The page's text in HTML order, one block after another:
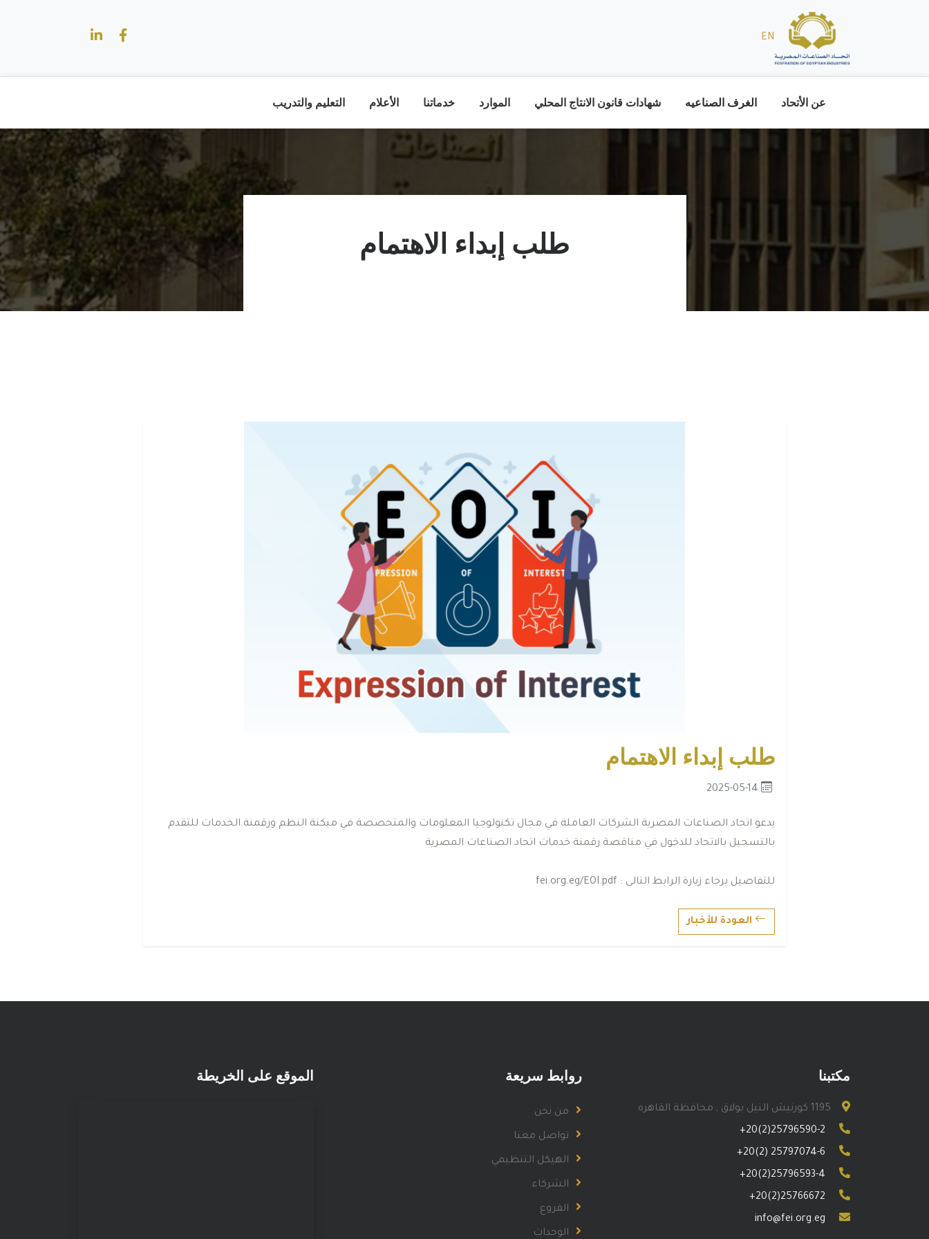
EN
عن الأتحاد الغرف الصناعيه شهادات قانون الانتاج المحلي الموارد خدماتنا الأعلام التعليم والتدريب
طلب إبداء الاهتمام
طلب إبداء الاهتمام
يدعو اتحاد الصناعات المصرية الشركات العاملة في مجال تكنولوجيا المعلومات والمتخصصة في ميكنة النظم ورقمنة الخدمات للتقدم
بالتسجيل بالاتحاد للدخول في مناقصة رقمنة خدمات اتحاد الصناعات المصرية
للتفاصيل برجاء زيارة الرابط التالى : fei.org.eg/EOI.pdf
العودة للأخبار
مكتبنا
1195 كورنيش النيل بولاق , محافظة القاهره
+20(2)25796590-2
+20(2) 25797074-6
+20(2)25796593-4
+20(2)25766672
info@fei.org.eg
روابط سريعة
من نحن
تواصل معنا
الهيكل التنظيمي
الشركاء
الفروع
الوحدات
الموقع على الخريطة